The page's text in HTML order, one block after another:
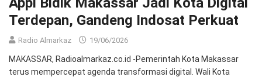
Terdepan, Gandeng Indosat Perkuat
Radio Almarkaz 19/06/2026
MAKASSAR, Radioalmarkaz.co.id -Pemerintah Kota Makassar
terus mempercepat agenda transformasi digital. Wali Kota